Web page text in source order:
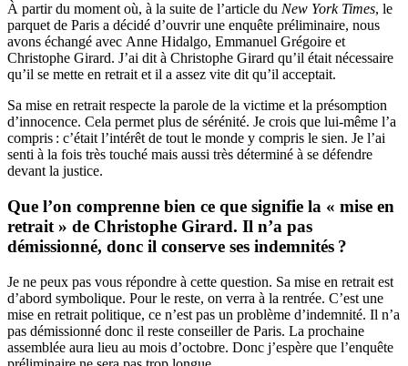
À partir du moment où, à la suite de l’article du New York Times, le
parquet de Paris a décidé d’ouvrir une enquête préliminaire, nous
avons échangé avec Anne Hidalgo, Emmanuel Grégoire et
Christophe Girard. J’ai dit à Christophe Girard qu’il était nécessaire
qu’il se mette en retrait et il a assez vite dit qu’il acceptait.
Sa mise en retrait respecte la parole de la victime et la présomption
d’innocence. Cela permet plus de sérénité. Je crois que lui-même l’a
compris : c’était l’intérêt de tout le monde y compris le sien. Je l’ai
senti à la fois très touché mais aussi très déterminé à se défendre
devant la justice.
Que l’on comprenne bien ce que signifie la « mise en
retrait » de Christophe Girard. Il n’a pas
démissionné, donc il conserve ses indemnités ?
Je ne peux pas vous répondre à cette question. Sa mise en retrait est
d’abord symbolique. Pour le reste, on verra à la rentrée. C’est une
mise en retrait politique, ce n’est pas un problème d’indemnité. Il n’a
pas démissionné donc il reste conseiller de Paris. La prochaine
assemblée aura lieu au mois d’octobre. Donc j’espère que l’enquête